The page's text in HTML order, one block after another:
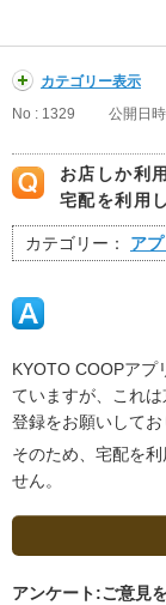
カテゴリー表示
No : 1329
公開日
お店しか利
宅配を利用
カテゴリー： ア
KYOTO COOPアプ
ていますが、これ
登録をお願いしてお
そのため、宅配を
せん。
アンケート:ご意見